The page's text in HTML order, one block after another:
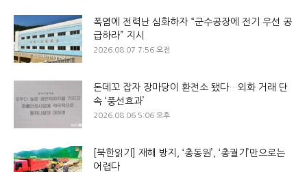
폭염에 전력난 심화하자 “군수공장에 전기 우선 공
급하라” 지시
2026.08.07 7:56 오전
돈데꼬 잡자 장마당이 환전소 됐다…외화 거래 단
속 ‘풍선효과’
2026.08.06 5:06 오후
[북한읽기] 재해 방지, ‘총동원’, ‘총궐기’만으로는
어렵다